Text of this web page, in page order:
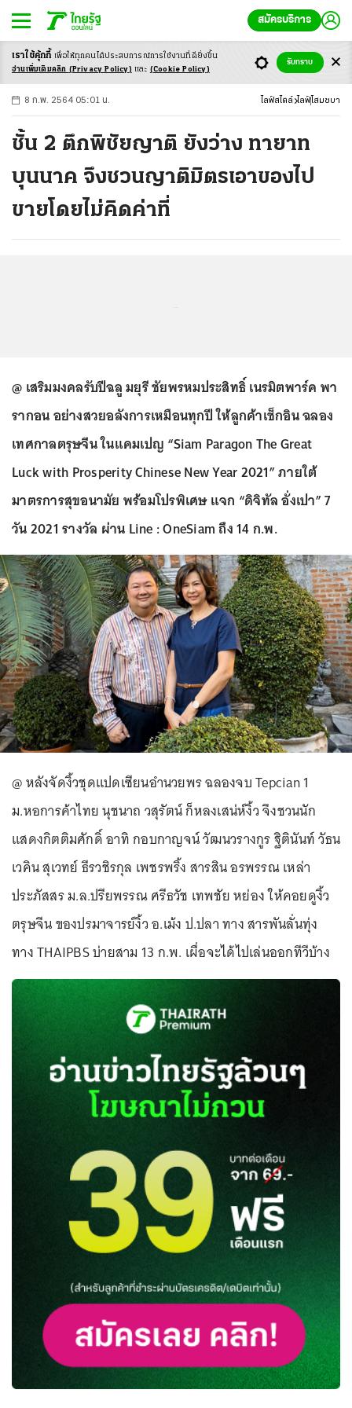
สมัครบริการ
-ก ก ก+
8 ก.พ. 2564 05:01 น. ไลฟ์สไตล์ ไลฟ์โสมชบา
ชั้น 2 ตึกพิชัยญาติ ยังว่าง ทายาท
บุนนาค จึงชวนญาติมิตรเอาของไป
ขายโดยไม่คิดค่าที่
@ เสริมมงคลรับปีฉลู มยุรี ชัยพรหมประสิทธิ์ เนรมิตพาร์ค พา
รากอน อย่างสวยอลังการเหมือนทุกปี ให้ลูกค้าเช็กอิน ฉลอง
เทศกาลตรุษจีน ในแคมเปญ “Siam Paragon The Great
Luck with Prosperity Chinese New Year 2021” ภายใต้
มาตรการสุขอนามัย พร้อมโปรพิเศษ แจก “ดิจิทัล อั่งเปา” 7
วัน 2021 รางวัล ผ่าน Line : OneSiam ถึง 14 ก.พ.
@ หลังจัดงิ้วชุดแปดเซียนอำนวยพร ฉลองจบ Tepcian 1
ม.หอการค้าไทย นุชนาถ วสุรัตน์ ก็หลงเสน่ห์งิ้ว จึงชวนนัก
แสดงกิตติมศักดิ์ อาทิ กอบกาญจน์ วัฒนวรางกูร ฐิตินันท์ วัธน
เวคิน สุเวทย์ ธีรวชิรกุล เพชรพริ้ง สารสิน อรพรรณ เหล่า
ประภัสสร ม.ล.ปรียพรรณ ศรีธวัช เทพชัย หย่อง ให้คอยดูงิ้ว
ตรุษจีน ของปรมาจารย์งิ้ว อ.เม้ง ป.ปลา ทาง สารพันลั่นทุ่ง
ทาง THAIPBS บ่ายสาม 13 ก.พ. เผื่อจะได้ไปเล่นออกทีวีบ้าง
เราใช้คุ้กกี้ เพื่อให้ทุกคนได้ประสบการณ์การใช้งานที่ดียิ่งขึ้น
อ่านเพิ่มเติมคลิก (Privacy Policy) และ (Cookie Policy)
รับทราบ